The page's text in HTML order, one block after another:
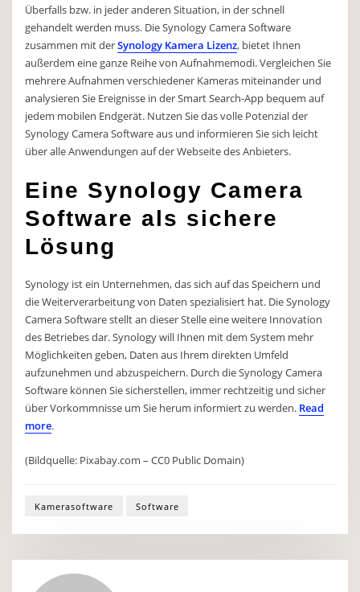
Überfalls bzw. in jeder anderen Situation, in der schnell
gehandelt werden muss. Die Synology Camera Software
zusammen mit derSynology Kamera Lizenz, bietet Ihnen
außerdem eine ganze Reihe von Aufnahmemodi. Vergleichen Sie
mehrere Aufnahmen verschiedener Kameras miteinander und
analysieren Sie Ereignisse in der Smart Search-App bequem auf
jedem mobilen Endgerät. Nutzen Sie das volle Potenzial der
Synology Camera Software aus und informieren Sie sich leicht
über alle Anwendungen auf der Webseite des Anbieters.
Eine Synology Camera
Software als sichere
Lösung
Synology ist ein Unternehmen, das sich auf das Speichern und
die Weiterverarbeitung von Daten spezialisiert hat. Die Synology
Camera Software stellt an dieser Stelle eine weitere Innovation
des Betriebes dar. Synology will Ihnen mit dem System mehr
Möglichkeiten geben, Daten aus Ihrem direkten Umfeld
aufzunehmen und abzuspeichern. Durch die Synology Camera
Software können Sie sicherstellen, immer rechtzeitig und sicher
über Vorkommnisse um Sie herum informiert zu werden. Read
more.
(Bildquelle: Pixabay.com – CC0 Public Domain)
Kamerasoftware Software